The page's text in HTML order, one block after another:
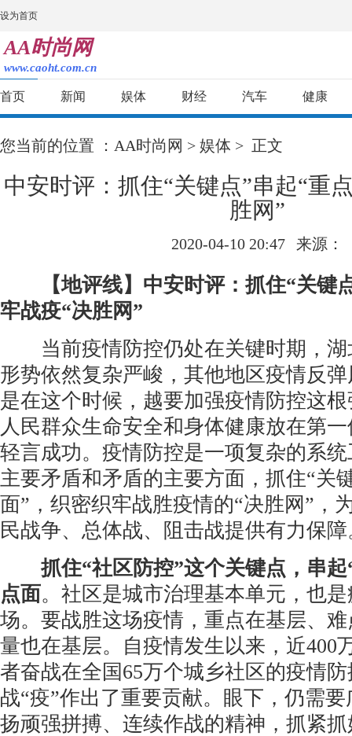
设为首页
AA时尚网
www.caoht.com.cn
首页 新闻 娱体 财经 汽车 健康
您当前的位置 ： AA时尚网 > 娱体 > 正文
中安时评：抓住“关键点”串起“重
胜网”
2020-04-10 20:47 来源：
【地评线】中安时评：抓住“关键
牢战疫“决胜网”
当前疫情防控仍处在关键时期，湖
形势依然复杂严峻，其他地区疫情反
是在这个时候，越要加强疫情防控这
人民群众生命安全和身体健康放在第
轻言成功。疫情防控是一项复杂的系
主要矛盾和矛盾的主要方面，抓住“关
面”，织密织牢战胜疫情的“决胜网”，
民战争、总体战、阻击战提供有力保障
抓住“社区防控”这个关键点，串
点面。社区是城市治理基本单元，也
场。要战胜这场疫情，重点在基层、
量也在基层。自疫情发生以来，近400
者奋战在全国65万个城乡社区的疫情
战“疫”作出了重要贡献。眼下，仍需
扬顽强拼搏、连续作战的精神，抓紧